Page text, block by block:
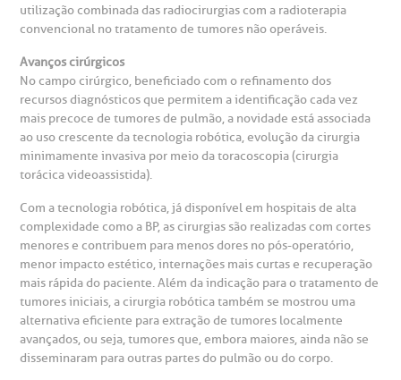
utilização combinada das radiocirurgias com a radioterapia
convencional no tratamento de tumores não operáveis.
Avanços cirúrgicos
No campo cirúrgico, beneficiado com o refinamento dos
recursos diagnósticos que permitem a identificação cada vez
mais precoce de tumores de pulmão, a novidade está associada
ao uso crescente da tecnologia robótica, evolução da cirurgia
minimamente invasiva por meio da toracoscopia (cirurgia
torácica videoassistida).
Com a tecnologia robótica, já disponível em hospitais de alta
complexidade como a BP, as cirurgias são realizadas com cortes
menores e contribuem para menos dores no pós-operatório,
menor impacto estético, internações mais curtas e recuperação
mais rápida do paciente. Além da indicação para o tratamento de
tumores iniciais, a cirurgia robótica também se mostrou uma
alternativa eficiente para extração de tumores localmente
avançados, ou seja, tumores que, embora maiores, ainda não se
disseminaram para outras partes do pulmão ou do corpo.